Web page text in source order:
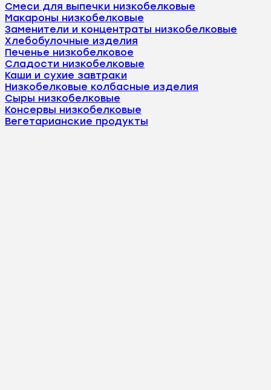
Смеси для выпечки низкобелковые
Макароны низкобелковые
Заменители и концентраты низкобелковые
Хлебобулочные изделия
Печенье низкобелковое
Сладости низкобелковые
Каши и сухие завтраки
Низкобелковые колбасные изделия
Сыры низкобелковые
Консервы низкобелковые
Вегетарианские продукты